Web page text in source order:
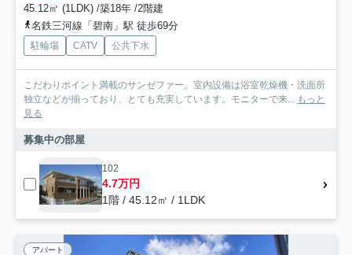
45.12㎡ (1LDK) /築18年 /2階建
名鉄三河線「碧南」駅 徒歩69分
駐輪場 CATV 公共下水
こだわりポイント満載のサンゼファー。室内設備は浴室乾燥機・洗面所
独立などが揃っており、とても充実しています。モニターで来...
もっと
見る
募集中の部屋
102
4.7万円
1階 / 45.12㎡ / 1LDK
アパート